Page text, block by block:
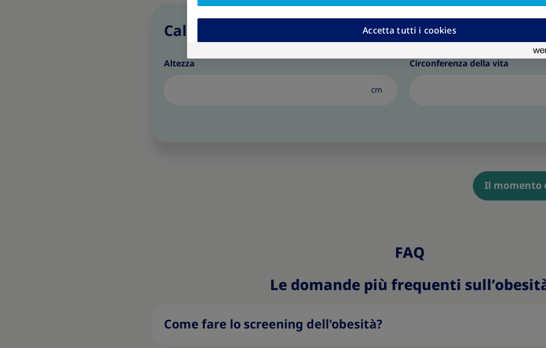
Calcolatore rapporto vita-altezza
Altezza
cm
Circonferenza della vita
Il momento
FAQ
Le domande più frequenti
Come fare lo screening dell'obesità?
Accetta tutti i cookies